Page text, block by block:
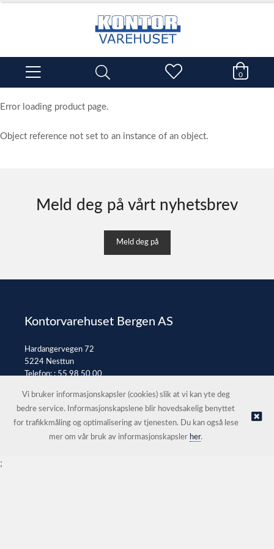
0
Error loading product page.
Object reference not set to an instance of an object.
Meld deg på vårt nyhetsbrev
Meld deg på
Kontorvarehuset Bergen AS
Hardangervegen 72
5224 Nesttun
Telefon: :55 98 50 00
© Kontorvarehuset Bergen AS |Nettbutikk levert av Kréatif
Vi bruker informasjonskapsler (cookies) slik at vi kan yte deg
bedre service. Informasjonskapslene blir hovedsakelig benyttet
for trafikkmåling og optimalisering av tjenesten. Du kan også lese
mer om vår bruk av informasjonskapsler her.
;